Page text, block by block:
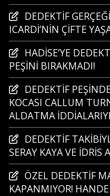
DEDEKTİF
ICARDİ’NİN ÇİFTE
HADİSE’YE
PEŞİNİ BIRAKMADI!
DEDEKTİF
KOCASI CALLUM
ALDATMA
DEDEKTİF
SERAY KAYA VE İDRİS
ÖZEL DEDEKTİF
KAPANMIYOR!